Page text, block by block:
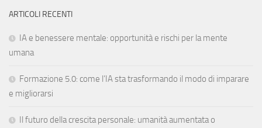
ARTICOLI RECENTI
IA e benessere mentale: opportunità e rischi per la mente
umana
Formazione 5.0: come l’IA sta trasformando il modo di imparare
e migliorarsi
Il futuro della crescita personale: umanità aumentata o